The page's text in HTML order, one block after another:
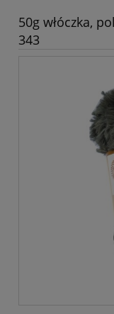
50g włóczka,
343